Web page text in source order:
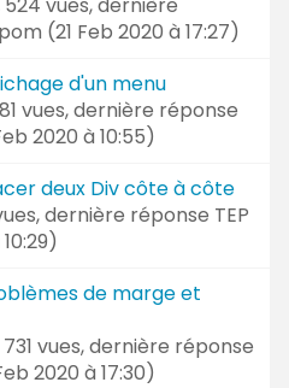
(21 Feb 2020 à 17:27)
d'un menu
vues, dernière réponse
2020 à 10:55)
deux Div côte à côte
dernière réponse TEP
)
de marge et
731 vues, dernière réponse
2020 à 17:30)